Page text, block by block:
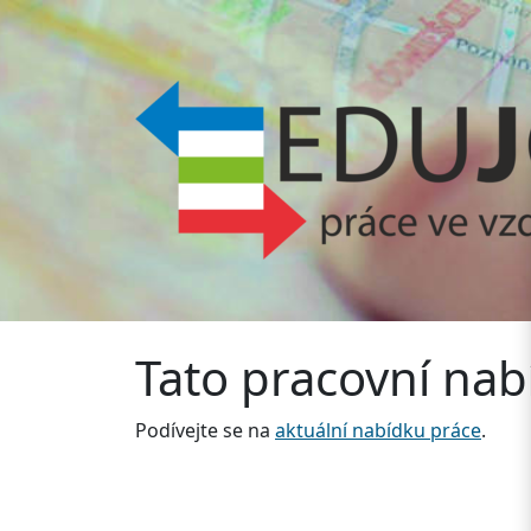
Tato pracovní
Podívejte se na aktuální nabídku práce.